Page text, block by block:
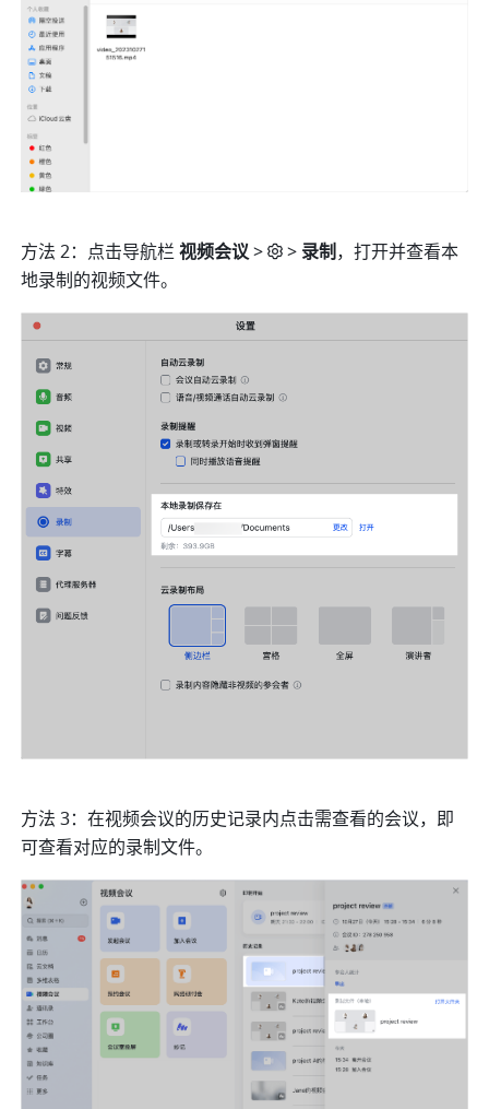
方法 2：点击导航栏 视频会议 > > 录制，打开并查看本
地录制的视频文件。
方法 3：在视频会议的历史记录内点击需查看的会议，即
可查看对应的录制文件。